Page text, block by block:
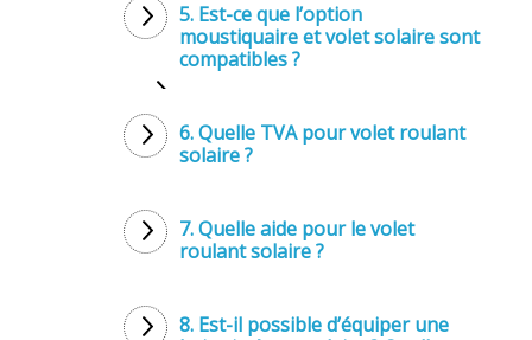
5. Est-ce que l’option
moustiquaire et volet solaire sont
compatibles ?
6. Quelle TVA pour volet roulant
solaire ?
7. Quelle aide pour le volet
roulant solaire ?
8. Est-il possible d’équiper une